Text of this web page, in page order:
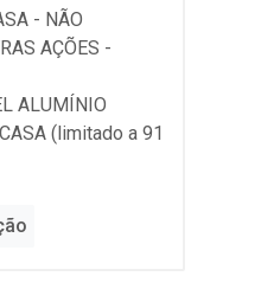
- NÃO
AÇÕES -
ALUMÍNIO
(limitado a 91